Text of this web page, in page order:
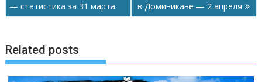
т
по
записям
— статистика за 31 марта
в Доминикане — 2 апреля
Related posts